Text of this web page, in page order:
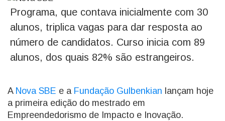
Programa, que contava inicialmente com 30
alunos, triplica vagas para dar resposta ao
número de candidatos. Curso inicia com 89
alunos, dos quais 82% são estrangeiros.
A Nova SBE e a Fundação Gulbenkian lançam hoje
a primeira edição do mestrado em
Empreendedorismo de Impacto e Inovação.